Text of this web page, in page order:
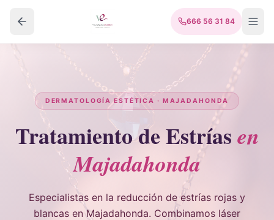
666 56 31 84
DERMATOLOGÍA ESTÉTICA · MAJADAHONDA
Tratamiento de Estríasen
Majadahonda
Especialistas en la reducción de estrías rojas y
blancas en Majadahonda. Combinamos láser